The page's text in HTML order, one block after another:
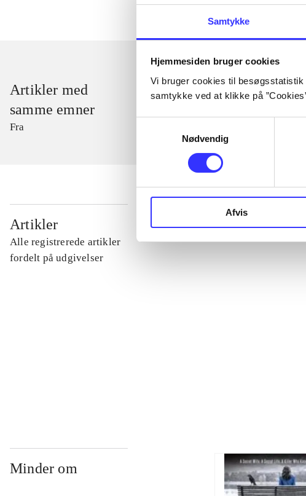
Samtykke
Hjemmesiden bruger cookies
Vi bruger cookies til
samtykke ved at klikke på
Nødvendig
Afvis
Artikler med
samme emner
Fra
Artikler
Alle registrerede artikler
fordelt på udgivelser
Minder om